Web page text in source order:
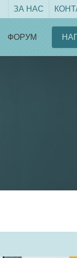
ЗА НАС
ФОРУМ